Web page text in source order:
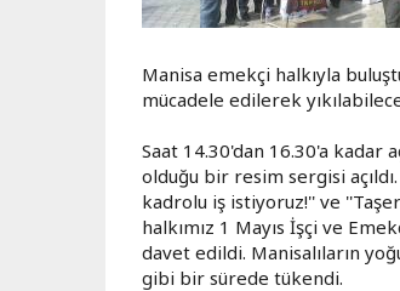
Manisa emekçi halkıyla
mücadele edilerek
Saat 14.30'dan 16.30'a kadar
olduğu bir resim sergisi
kadrolu iş istiyoruz!'' ve
halkımız 1 Mayıs İşçi ve
davet edildi. Manisalıların
gibi bir sürede tükendi.